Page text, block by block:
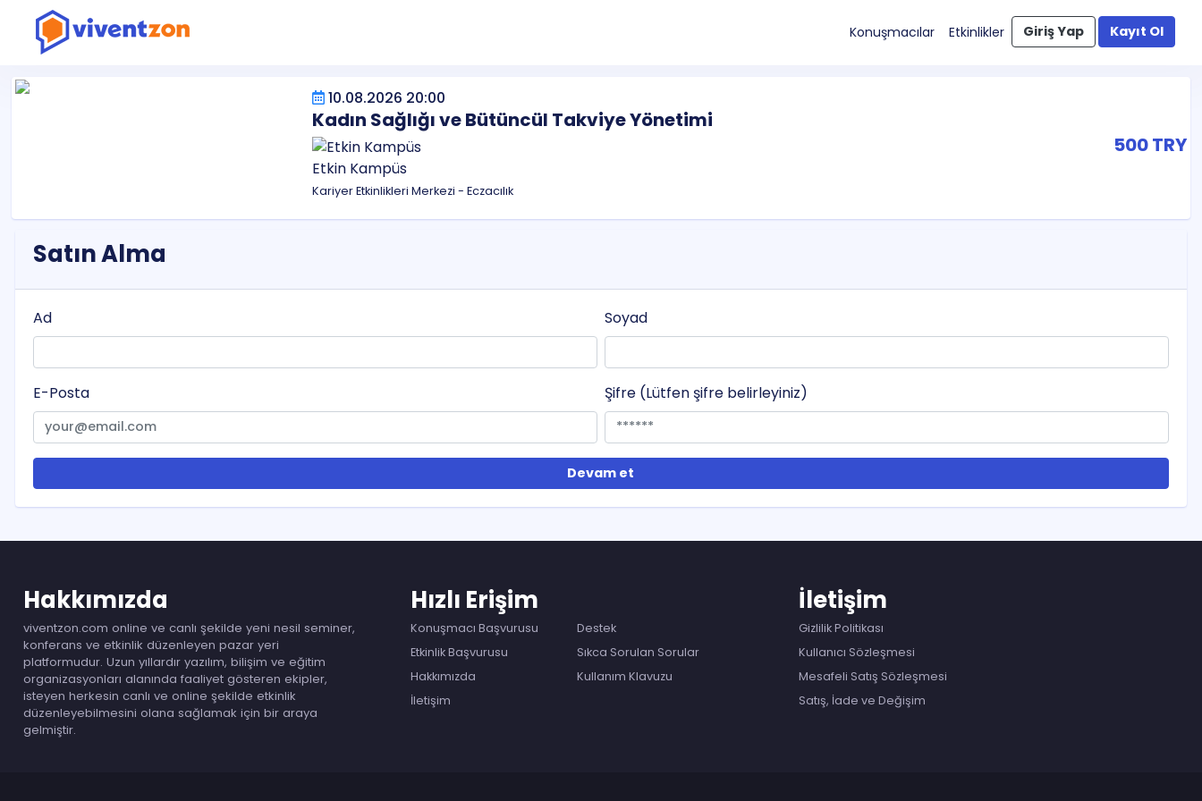
Konuşmacılar Etkinlikler Giriş Yap Kayıt Ol
10.08.2026 20:00
Kadın Sağlığı ve Bütüncül Takviye Yönetimi
Etkin Kampüs
Kariyer Etkinlikleri Merkezi - Eczacılık
500 TRY
Satın Alma
Ad Soyad
E-Posta Şifre (Lütfen şifre belirleyiniz)
Devam et
Hakkımızda
viventzon.com online ve canlı şekilde yeni nesil seminer,
konferans ve etkinlik düzenleyen pazar yeri
platformudur. Uzun yıllardır yazılım, bilişim ve eğitim
organizasyonları alanında faaliyet gösteren ekipler,
isteyen herkesin canlı ve online şekilde etkinlik
düzenleyebilmesini olana sağlamak için bir araya
gelmiştir.
Hızlı Erişim
Konuşmacı Başvurusu
Etkinlik Başvurusu
Hakkımızda
İletişim
Destek
Sıkca Sorulan Sorular
Kullanım Klavuzu
İletişim
Gizlilik Politikası
Kullanıcı Sözleşmesi
Mesafeli Satış Sözleşmesi
Satış, İade ve Değişim